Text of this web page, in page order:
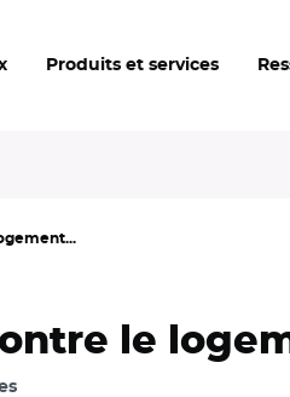
Produits et services
le